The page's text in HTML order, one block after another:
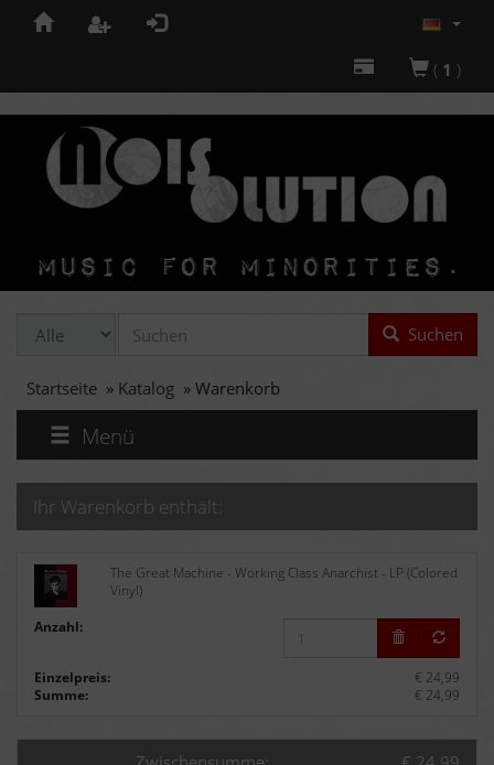
( 1 )
Suchen
Startseite » Katalog » Warenkorb
Menü
Ihr Warenkorb enthält:
The Great Machine - Working Class Anarchist - LP (Colored
Vinyl)
Anzahl:
Einzelpreis:
€ 24,99
Summe:
€ 24,99